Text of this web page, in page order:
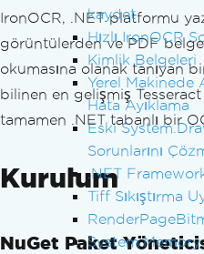
kaydet
Hızlı IronOCR
Kimlik Belgeleri
Yerel Makinede
Hata Ayıklama
Eski
Sorunlarını
.NET
Tiff Sıkıştırma
System.Memory
IronOCR, .NET platformu
görüntülerden ve PDF
okumasına olanak tanıyan
bilinen en gelişmiş
tamamen .NET tabanlı bir
Kurulum
NuGet Paket